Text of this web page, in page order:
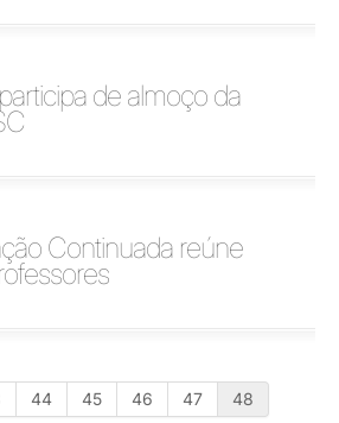
de almoço da
Continuada reúne
44 45 46 47 48